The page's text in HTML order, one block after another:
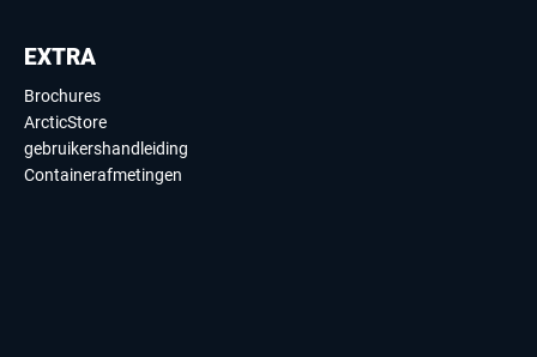
EXTRA
Brochures
ArcticStore
gebruikershandleiding
Containerafmetingen